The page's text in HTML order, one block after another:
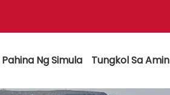
Pahina Ng Simula Tungkol Sa Amin